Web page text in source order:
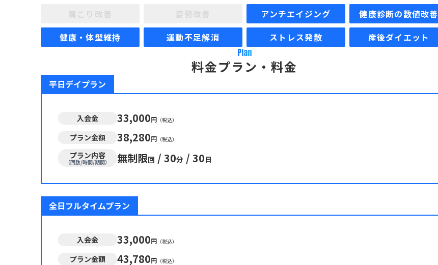
アンチエイジング
健康診断の数値改善
健康・体型維持
運動不足解消 ストレス発散
産後ダイエット
Plan
料金プラン・料金
平日デイプラン
入会金 33,000円 （税込）
プラン金額 38,280円 （税込）
プラン内容
（回数/時間/期間） 無制限回 / 30分 / 30日
全日フルタイムプラン
入会金 33,000円 （税込）
プラン金額 43,780円 （税込）